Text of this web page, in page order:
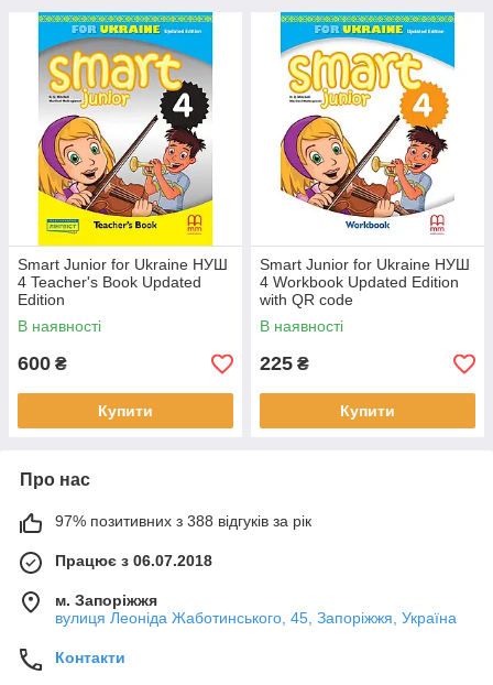
Smart Junior for Ukraine НУШ
4 Teacher's Book Updated
Edition
В наявності
600 ₴
Купити
Smart Junior for Ukraine НУШ
4 Workbook Updated Edition
with QR code
В наявності
225 ₴
Купити
Про нас
97% позитивних з 388 відгуків за рік
Працює з 06.07.2018
м. Запоріжжя
вулиця Леоніда Жаботинського, 45, Запоріжжя, Україна
Контакти